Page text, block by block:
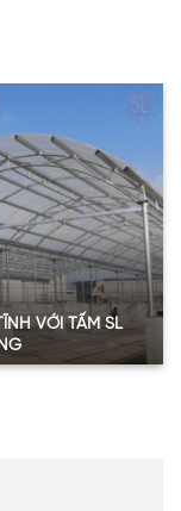
đã hiểu
tìm kiếm về loại
đã đưa ra đề
dạng
dụng lợp mái
nhựa dạng đặc,
chắn khả năng
VỚI TẤM SL
tại Kỳ